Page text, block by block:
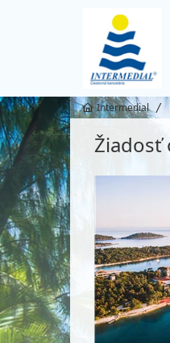
Intermedial
Žiadosť